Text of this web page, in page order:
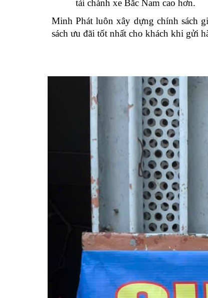
tải chành xe Bắc Nam cao hơn.
Minh Phát luôn xây dựng chính sách
sách ưu đãi tốt nhất cho khách khi gửi